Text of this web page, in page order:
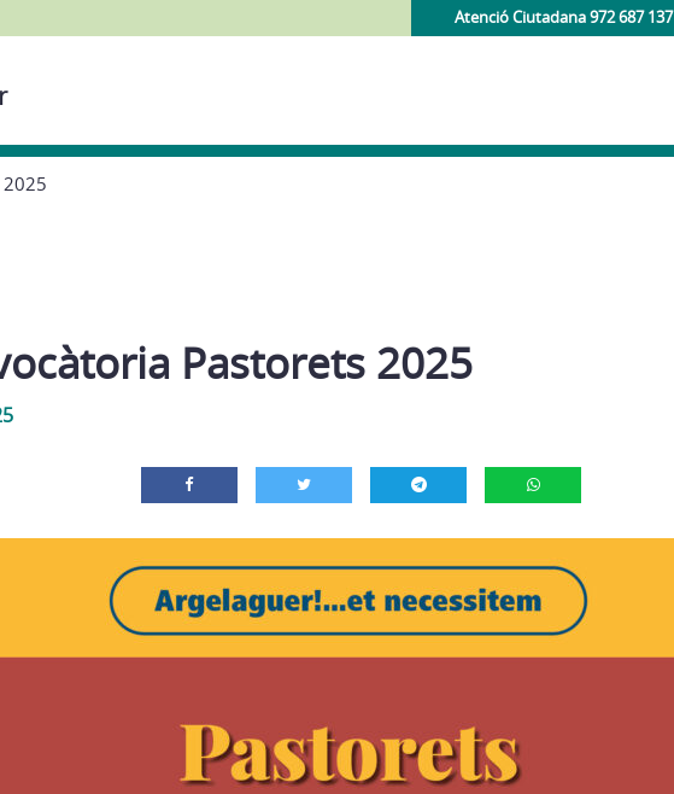
Atenció Ciutadana 972 687 137
2025
Pastorets 2025